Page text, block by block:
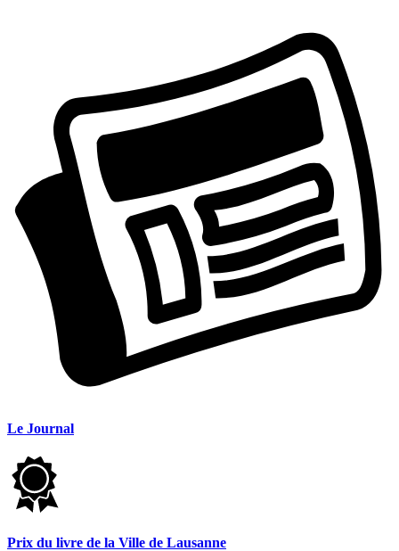
Le Journal
Prix du livre de la Ville de Lausanne